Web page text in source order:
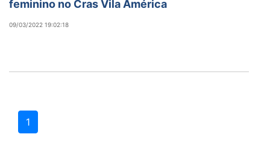
feminino no Cras Vila América
09/03/2022 19:02:18
1